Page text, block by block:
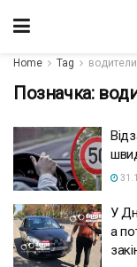
Home Tag водители
Позначка:
У
а